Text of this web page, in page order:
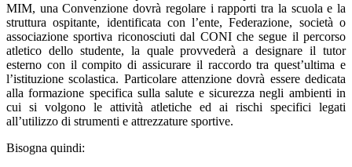
MIM, una Convenzione dovrà regolare i rapporti tra la scuola e la
struttura ospitante, identificata con l’ente, Federazione, società o
associazione sportiva riconosciuti dal CONI che segue il percorso
atletico dello studente, la quale provvederà a designare il tutor
esterno con il compito di assicurare il raccordo tra quest’ultima e
l’istituzione scolastica. Particolare attenzione dovrà essere dedicata
alla formazione specifica sulla salute e sicurezza negli ambienti in
cui si volgono le attività atletiche ed ai rischi specifici legati
all’utilizzo di strumenti e attrezzature sportive.
Bisogna quindi: